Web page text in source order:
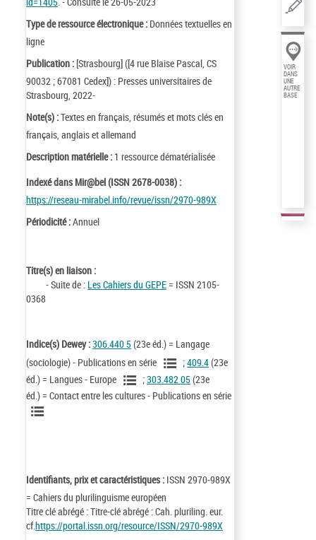
Type de ressource électronique : Données textuelles en
ligne
Publication : [Strasbourg] ([4 rue Blaise Pascal, CS
90032 ; 67081 Cedex]) : Presses universitaires de
Strasbourg, 2022-
Note(s) :Textes en français, résumés et mots clés en
français, anglais et allemand
Description matérielle : 1 ressource dématérialisée
Indexé dans Mir@bel (ISSN 2678-0038) :
https://reseau-mirabel.info/revue/issn/2970-989X
Périodicité :Annuel
Titre(s) en liaison :
- Suite de : Les Cahiers du GEPE = ISSN 2105-
0368
Indice(s) Dewey :306.440 5(23e éd.) = Langage
(sociologie) - Publications en série
;409.4(23e
éd.) = Langues - Europe
;303.482 05(23e
éd.) = Contact entre les cultures - Publications en série
Identifiants, prix et caractéristiques : ISSN 2970-989X
= Cahiers du plurilinguisme européen
Titre clé abrégé : Titre-clé abrégé : Cah. pluriling. eur.
cf.https://portal.issn.org/resource/ISSN/2970-989X
VOIR
DANS
UNE
AUTRE
BASE